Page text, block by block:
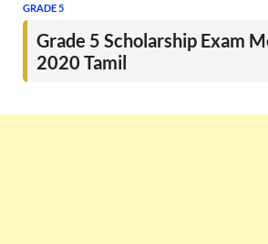
GRADE 5
Grade 5 Scholarship Exam
2020 Tamil